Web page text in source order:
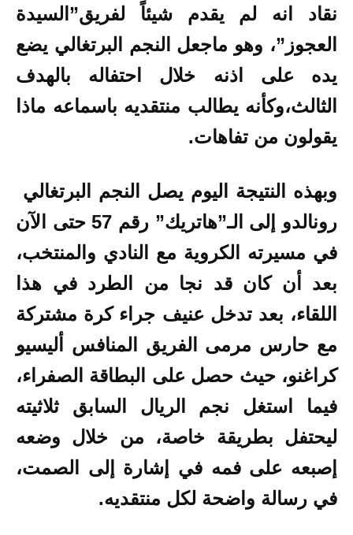
نقاد انه لم يقدم شيئاً لفريق”السيدة
العجوز”، وهو ماجعل النجم البرتغالي يضع
يده على اذنه خلال احتفاله بالهدف
الثالث،وكأنه يطالب منتقديه باسماعه ماذا
يقولون من تفاهات.
وبهذه النتيجة اليوم يصل النجم البرتغالي
رونالدو إلى الـ”هاتريك” رقم 57 حتى الآن
في مسيرته الكروية مع النادي والمنتخب،
بعد أن كان قد نجا من الطرد في هذا
اللقاء، بعد تدخل عنيف جراء كرة مشتركة
مع حارس مرمى الفريق المنافس أليسيو
كراغنو، حيث حصل على البطاقة الصفراء،
فيما استغل نجم الريال السابق ثلاثيته
ليحتفل بطريقة خاصة، من خلال وضعه
إصبعه على فمه في إشارة إلى الصمت،
في رسالة واضحة لكل منتقديه.